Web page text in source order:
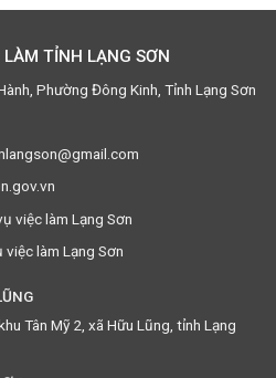
TỈNH LẠNG SƠN
Phường Đông Kinh, Tỉnh Lạng Sơn
việc làm Lạng Sơn
làm Lạng Sơn
Tân Mỹ 2, xã Hữu Lũng, tỉnh Lạng